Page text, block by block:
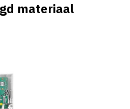
materiaal